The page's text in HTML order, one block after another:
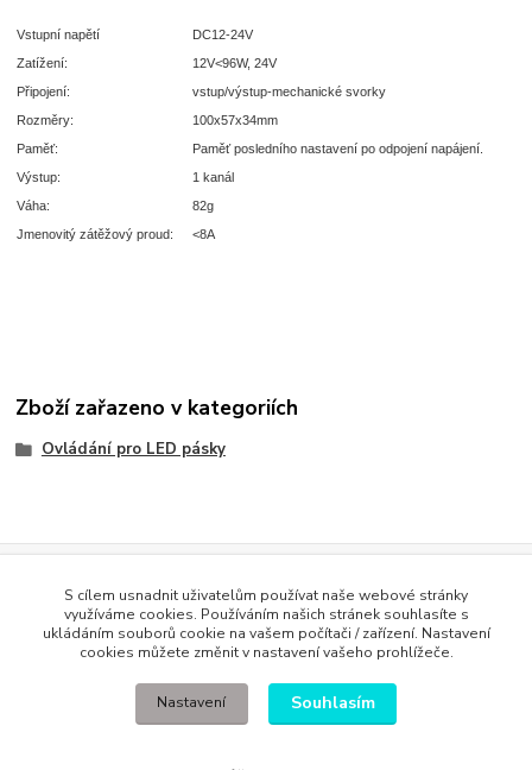
Vstupní napětí
DC12-24V
Zatížení:
12V<96W, 24V
Připojení:
vstup/výstup-mechanické svorky
Rozměry:
100x57x34mm
Paměť:
Paměť posledního nastavení po odpojení napájení.
Výstup:
1 kanál
Váha:
82g
Jmenovitý zátěžový proud:
<8A
Zboží zařazeno v kategoriích
Ovládání pro LED pásky
Evidence Tržeb
Podle zákona o evidenci tržeb je prodávající povinen vystavit
kupujícímu účtenku. Zároveň je povinen zaevidovat přijatou tržbu u
správce daně online; v případě technického výpadku pak nejpozději do
S cílem usnadnit uživatelům používat naše webové stránky
využíváme cookies. Používáním našich stránek souhlasíte s
ukládáním souborů cookie na vašem počítači / zařízení. Nastavení
cookies můžete změnit v nastavení vašeho prohlížeče.
Nastavení Souhlasím